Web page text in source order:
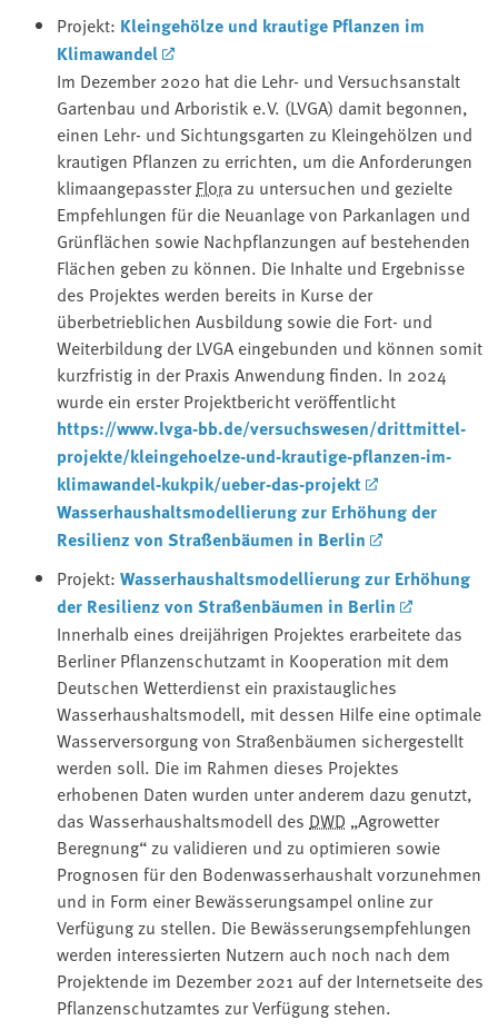
Projekt: Kleingehölze und krautige Pflanzen im
Klimawandel
Im Dezember 2020 hat die Lehr- und Versuchsanstalt
Gartenbau und Arboristik e.V. (LVGA) damit begonnen,
einen Lehr- und Sichtungsgarten zu Kleingehölzen und
krautigen Pflanzen zu errichten, um die Anforderungen
klimaangepasster ⁠Flora ⁠ zu untersuchen und gezielte
Empfehlungen für die Neuanlage von Parkanlagen und
Grünflächen sowie Nachpflanzungen auf bestehenden
Flächen geben zu können. Die Inhalte und Ergebnisse
des Projektes werden bereits in Kurse der
überbetrieblichen Ausbildung sowie die Fort- und
Weiterbildung der LVGA eingebunden und können somit
kurzfristig in der Praxis Anwendung finden. In 2024
wurde ein erster Projektbericht veröffentlicht
https://www.lvga-bb.de/versuchswesen/drittmittel-
projekte/kleingehoelze-und-krautige-pflanzen-im-
klimawandel-kukpik/ueber-das-projekt
Wasserhaushaltsmodellierung zur Erhöhung der
Resilienz von Straßenbäumen in Berlin
Projekt:Wasserhaushaltsmodellierung zur Erhöhung
der Resilienz von Straßenbäumen in Berlin
Innerhalb eines dreijährigen Projektes erarbeitete das
Berliner Pflanzenschutzamt in Kooperation mit dem
Deutschen Wetterdienst ein praxistaugliches
Wasserhaushaltsmodell, mit dessen Hilfe eine optimale
Wasserversorgung von Straßenbäumen sichergestellt
werden soll. Die im Rahmen dieses Projektes
erhobenen Daten wurden unter anderem dazu genutzt,
das Wasserhaushaltsmodell des ⁠ DWD ⁠ „Agrowetter
Beregnung“ zu validieren und zu optimieren sowie
Prognosen für den Bodenwasserhaushalt vorzunehmen
und in Form einer Bewässerungsampel online zur
Verfügung zu stellen. Die Bewässerungsempfehlungen
werden interessierten Nutzern auch noch nach dem
Projektende im Dezember 2021 auf der Internetseite des
Pflanzenschutzamtes zur Verfügung stehen.